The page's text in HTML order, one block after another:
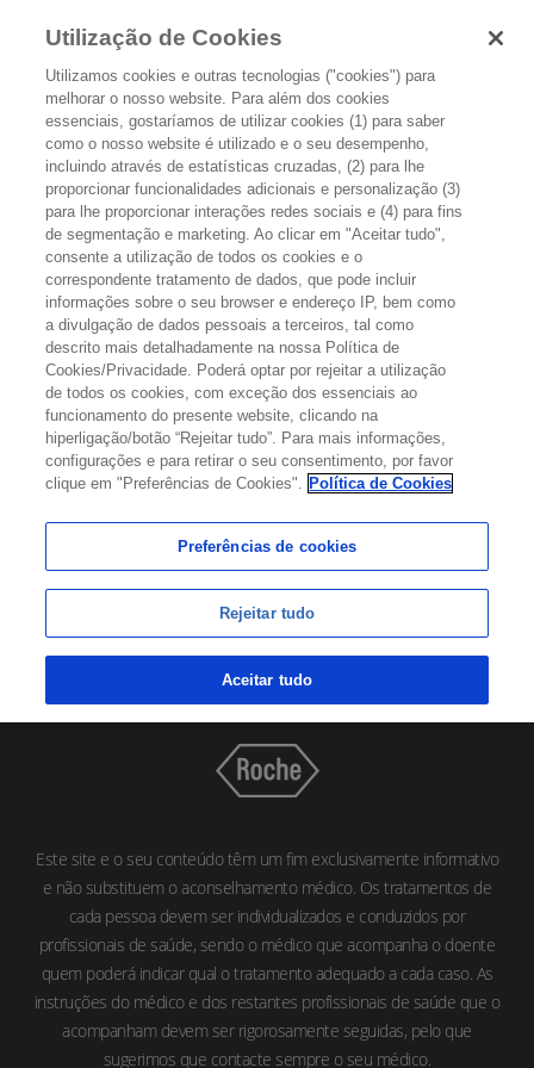
EFEITOS SECUNDÁRIOS REABILITAÇÃO
AVALIE DE 1 A 5 A UTILIDADE DESTE
ARTIGO
Este site e o seu conteúdo têm um fim exclusivamente informativo
e não substituem o aconselhamento médico. Os tratamentos de
cada pessoa devem ser individualizados e conduzidos por
profissionais de saúde, sendo o médico que acompanha o doente
quem poderá indicar qual o tratamento adequado a cada caso. As
instruções do médico e dos restantes profissionais de saúde que o
acompanham devem ser rigorosamente seguidas, pelo que
sugerimos que contacte sempre o seu médico.
Utilização de Cookies
Utilizamos cookies e outras tecnologias ("cookies") para
melhorar o nosso website. Para além dos cookies
essenciais, gostaríamos de utilizar cookies (1) para saber
como o nosso website é utilizado e o seu desempenho,
incluindo através de estatísticas cruzadas, (2) para lhe
proporcionar funcionalidades adicionais e personalização (3)
para lhe proporcionar interações redes sociais e (4) para fins
de segmentação e marketing. Ao clicar em "Aceitar tudo",
consente a utilização de todos os cookies e o
correspondente tratamento de dados, que pode incluir
informações sobre o seu browser e endereço IP, bem como
a divulgação de dados pessoais a terceiros, tal como
descrito mais detalhadamente na nossa Política de
Cookies/Privacidade. Poderá optar por rejeitar a utilização
de todos os cookies, com exceção dos essenciais ao
funcionamento do presente website, clicando na
hiperligação/botão “Rejeitar tudo”. Para mais informações,
configurações e para retirar o seu consentimento, por favor
clique em "Preferências de Cookies". Política de Cookies
Preferências de cookies
Rejeitar tudo
Aceitar tudo